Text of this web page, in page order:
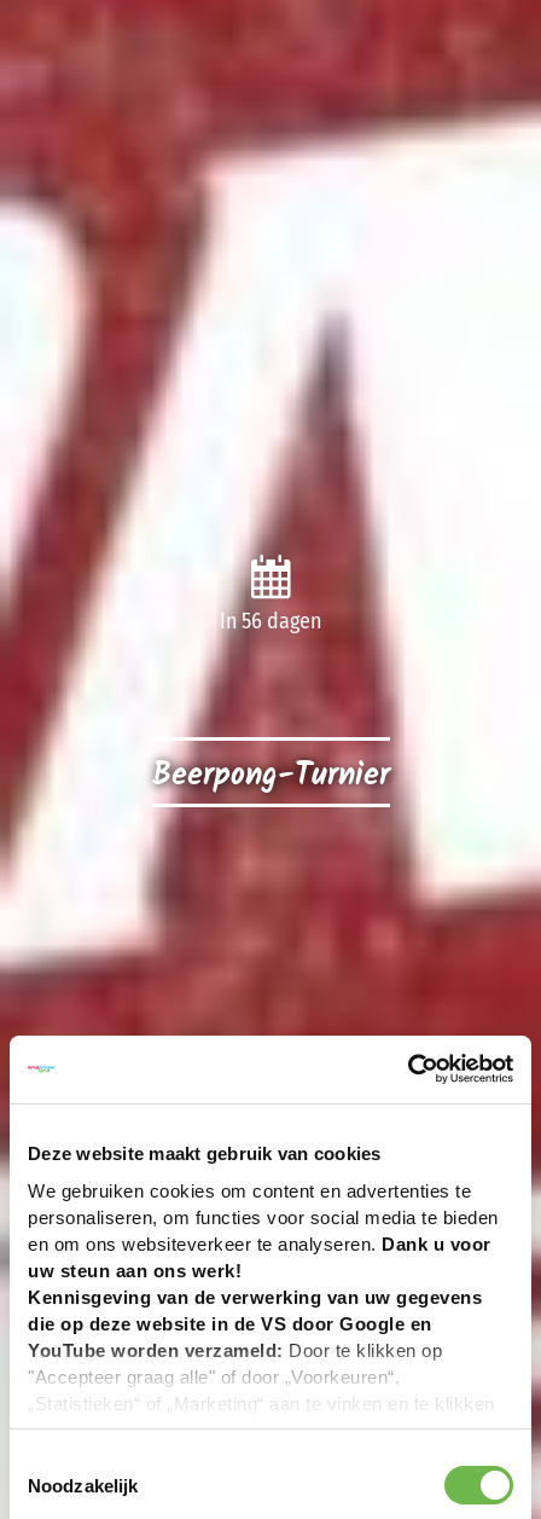
Deze website maakt gebruik van cookies
We gebruiken cookies om content en advertenties te
personaliseren, om functies voor social media te bieden
en om ons websiteverkeer te analyseren. Dank u voor
uw steun aan ons werk!
Kennisgeving van de verwerking van uw gegevens
die op deze website in de VS door Google en
YouTube worden verzameld: Door te klikken op
"Accepteer graag alle" of door „Voorkeuren“,
„Statistieken“ of „Marketing“ aan te vinken en te klikken
op "Selectie handmatig instellen", stemt u er ook mee in
overeenstemming met Art. 49 (1) zin 1 lit. a DSGVO. De
VS zijn door het Europees Hof van Justitie beoordeeld
Noodzakelijk
In 56 dagen
Beerpong-Turnier